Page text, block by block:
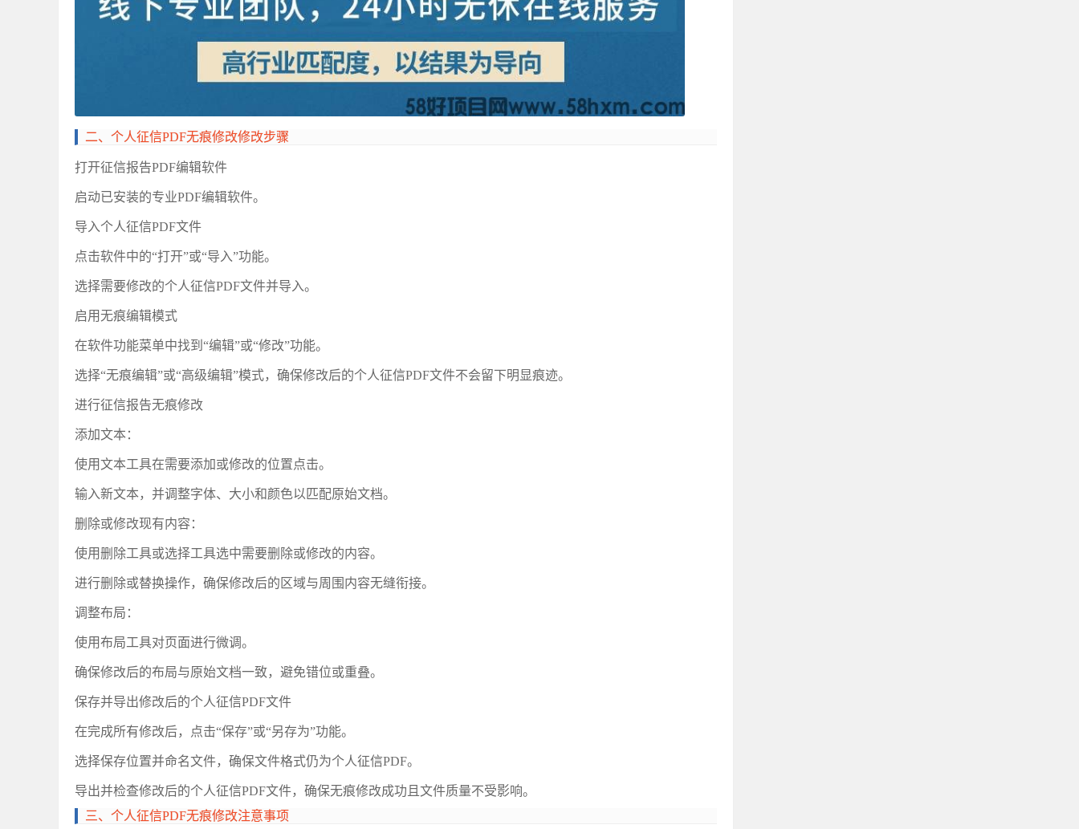
‌二、个人征信PDF无痕修改修改步骤
‌打开征信报告PDF编辑软件‌
启动已安装的专业PDF编辑软件。
‌导入个人征信PDF文件‌
点击软件中的“打开”或“导入”功能。
选择需要修改的个人征信PDF文件并导入。
‌启用无痕编辑模式‌
在软件功能菜单中找到 “编辑”或“修改”功能。
选择“无痕编辑”或“高级编辑”模式，确保修改后的个人征信PDF文件不会留下明显痕迹。
‌进行征信报告无痕修改‌
‌添加文本‌：
使用文本工具在需要添加或修改的位置点击。
输入新文本，并调整字体、大小和颜色以匹配原始文档。
‌删除或修改现有内容‌：
使用删除工具或选择工具选中需要删除或修改的内容。
进行删除或替换操作，确保修改后的区域与周围内容无缝衔接。
‌调整布局‌：
使用布局工具对页面进行微调。
确保修改后的布局与原始文档一致，避免错位或重叠。
‌保存并导出修改后的个人征信PDF文件‌
在完成所有修改后，点击“保存”或“另存为”功能。
选择保存位置并命名文件，确保文件格式仍为个人征信PDF。
导出并检查修改后的个人征信PDF文件，确保无痕修改成功且文件质量不受影响。
‌三、个人征信PDF无痕修改注意事项